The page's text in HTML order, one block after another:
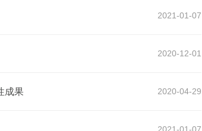
2021-01-07
2020-12-01
2020-04-29
成果